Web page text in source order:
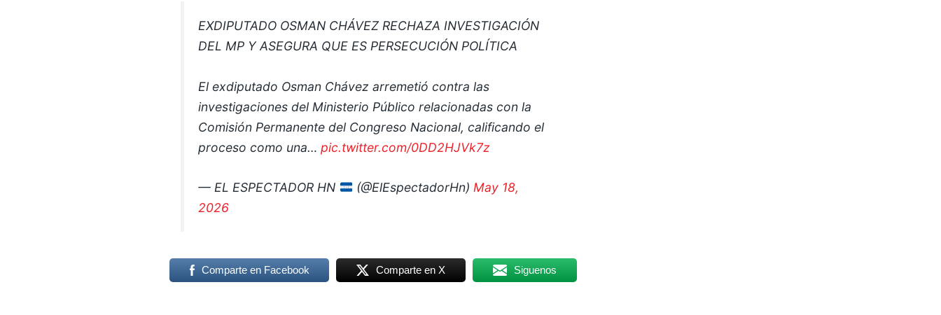
EXDIPUTADO OSMAN CHÁVEZ RECHAZA INVESTIGACIÓN
DEL MP Y ASEGURA QUE ES PERSECUCIÓN POLÍTICA
El exdiputado Osman Chávez arremetió contra las
investigaciones del Ministerio Público relacionadas con la
Comisión Permanente del Congreso Nacional, calificando el
proceso como una…pic.twitter.com/0DD2HJVk7z
— EL ESPECTADOR HN (@ElEspectadorHn) May 18,
2026
Comparte en Facebook Comparte en X Siguenos